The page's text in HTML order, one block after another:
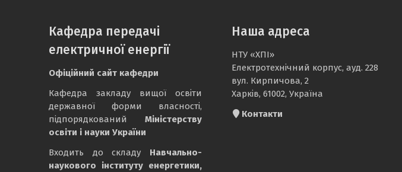
Кафедра передачі
електричної енергії
Офіційний сайт кафедри
Кафедра закладу вищої освіти
державної форми власності,
підпорядкований Міністерству
освіти і науки України
Входить до складу Навчально-
наукового інституту енергетики,
Наша адреса
НТУ «ХПІ»
Електротехнічний корпус, ауд. 228
вул. Кирпичова, 2
Харків, 61002, Україна
Контакти